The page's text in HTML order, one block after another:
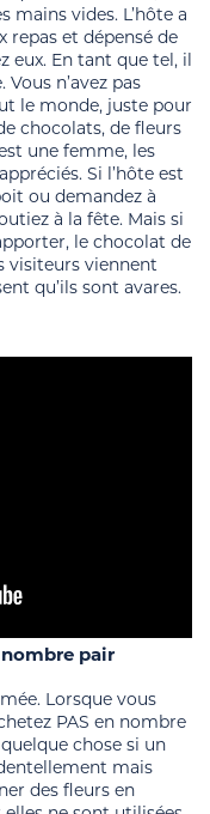
vides. L’hôte a
et dépensé de
eux. En tant que tel, il
n’avez pas
le monde, juste pour
chocolats, de fleurs
une femme, les
Si l’hôte est
ou demandez à
à la fête. Mais si
le chocolat de
visiteurs viennent
qu’ils sont avares.
nombre pair
Lorsque vous
PAS en nombre
chose si un
mais
des fleurs en